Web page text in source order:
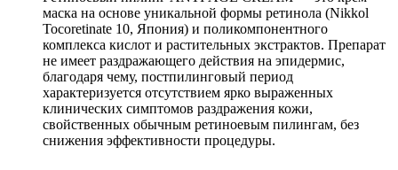
маска на основе уникальной формы ретинола (Nikkоl
Тосоrеtinаtе 10, Япония) и поликомпонентного
комплекса кислот и растительных экстрактов. Препарат
не имеет раздражающего действия на эпидермис,
благодаря чему, постпилинговый период
характеризуется отсутствием ярко выраженных
клинических симптомов раздражения кожи,
свойственных обычным ретиноевым пилингам, без
снижения эффективности процедуры.